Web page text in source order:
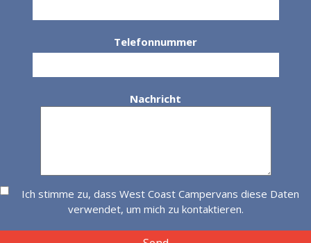
Telefonnummer
Nachricht
Ich stimme zu, dass West Coast Campervans diese Daten
verwendet, um mich zu kontaktieren.